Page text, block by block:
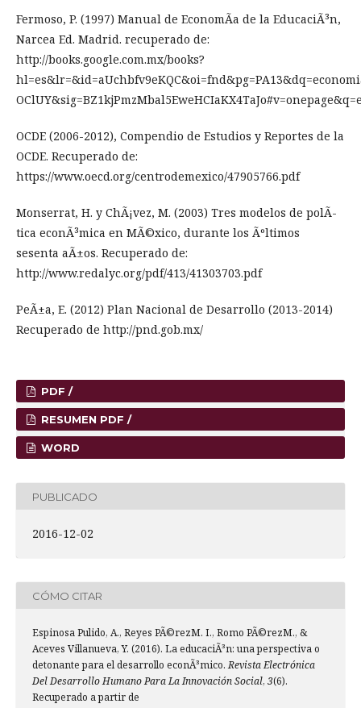
Fermoso, P. (1997) Manual de EconomÃ­a de la EducaciÃ³n,
Narcea Ed. Madrid. recuperado de:
http://books.google.com.mx/books?
OCDE (2006-2012), Compendio de Estudios y Reportes de la
OCDE. Recuperado de:
https://www.oecd.org/centrodemexico/47905766.pdf
Monserrat, H. y ChÃ¡vez, M. (2003) Tres modelos de polÃ­
tica econÃ³mica en MÃ©xico, durante los Ãºltimos
sesenta aÃ±os. Recuperado de:
http://www.redalyc.org/pdf/413/41303703.pdf
PeÃ±a, E. (2012) Plan Nacional de Desarrollo (2013-2014)
Recuperado de http://pnd.gob.mx/
PDF /
RESUMEN PDF /
WORD
PUBLICADO
2016-12-02
CÓMO CITAR
Espinosa Pulido, A., Reyes PÃ©rezM. I., Romo PÃ©rezM., &
Aceves Villanueva, Y. (2016). La educaciÃ³n: una perspectiva o
detonante para el desarrollo econÃ³mico.Revista Electrónica
Del Desarrollo Humano Para La Innovación Social, 3(6).
Recuperado a partir de